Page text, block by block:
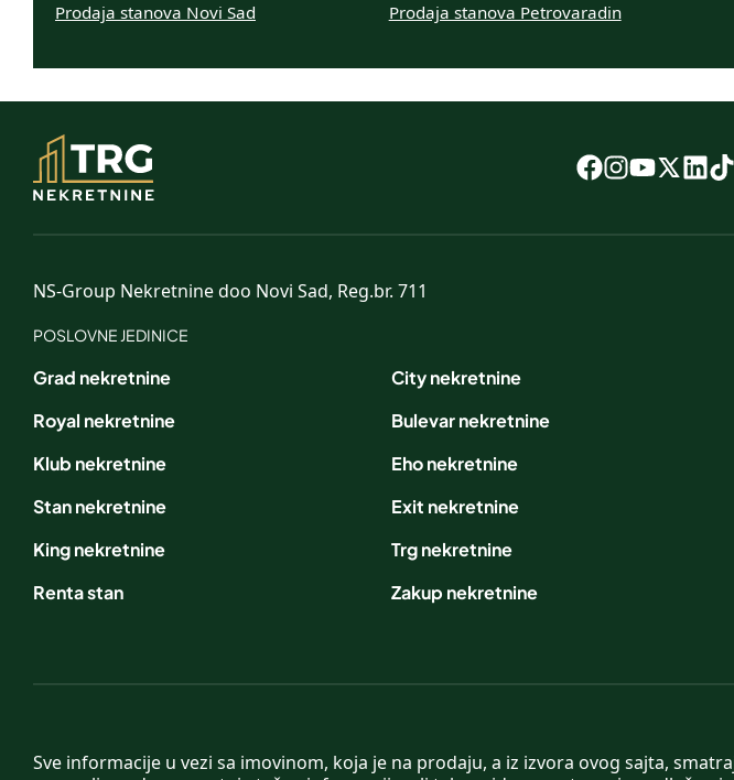
Prodaja stanova Novi Sad Prodaja stanova Petrovaradin
Sve informacije u vezi sa imovinom, koja je na prodaju, a iz izvora ovog sajta,
NS-Group Nekretnine doo Novi Sad, Reg.br. 711
POSLOVNE JEDINICE
Grad nekretnine City nekretnine
Royal nekretnine
Bulevar nekretnine
Klub nekretnine
Eho nekretnine
Stan nekretnine
Exit nekretnine
King nekretnine
Trg nekretnine
Renta stan
Zakup nekretnine